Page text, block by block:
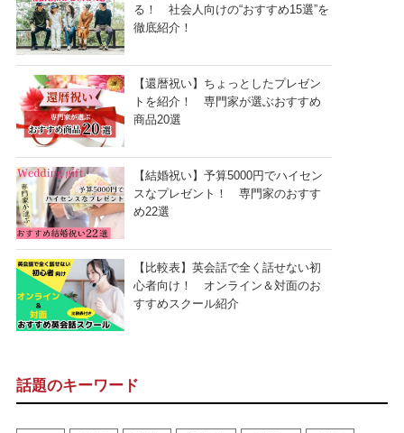
る！ 社会人向けの“おすすめ15選”を
徹底紹介！
【還暦祝い】ちょっとしたプレゼン
トを紹介！ 専門家が選ぶおすすめ
商品20選
【結婚祝い】予算5000円でハイセン
スなプレゼント！ 専門家のおすす
め22選
【比較表】英会話で全く話せない初
心者向け！ オンライン＆対面のお
すすめスクール紹介
話題のキーワード